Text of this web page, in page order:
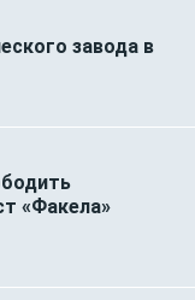
завода в
«Факела»